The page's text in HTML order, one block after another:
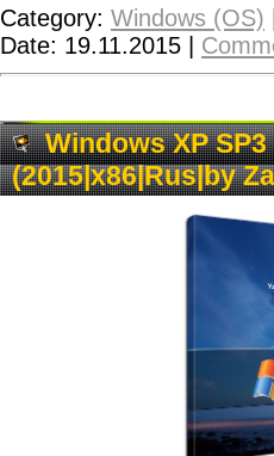
Category: Windows (OS)
Date: 19.11.2015
Windows XP
(2015|x86|Rus|by